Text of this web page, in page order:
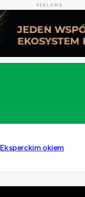
REKLAMA
Eksperckim okiem